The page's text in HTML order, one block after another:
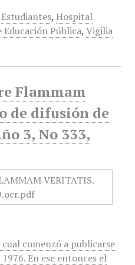
Estudiantes, Hospital
Educación Pública, Vigilia
Flammam
de difusión de
3, No 333,
comenzó a publicarse
En ese entonces el